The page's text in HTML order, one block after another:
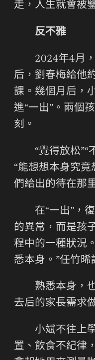
走，人生就會被
反不雅
2024年4月
后，劉春梅給他
課。幾個月后，
進“一出”。兩個
刻。
“覺得放松”“
“能想想本身究竟
們給出的待在那
在“一出”，
的異常，而是孩
程中的一種狀況
悉本身。”任竹晞
熟悉本身，
去后的家長需求
小斌不往上
置、飲食不紀律